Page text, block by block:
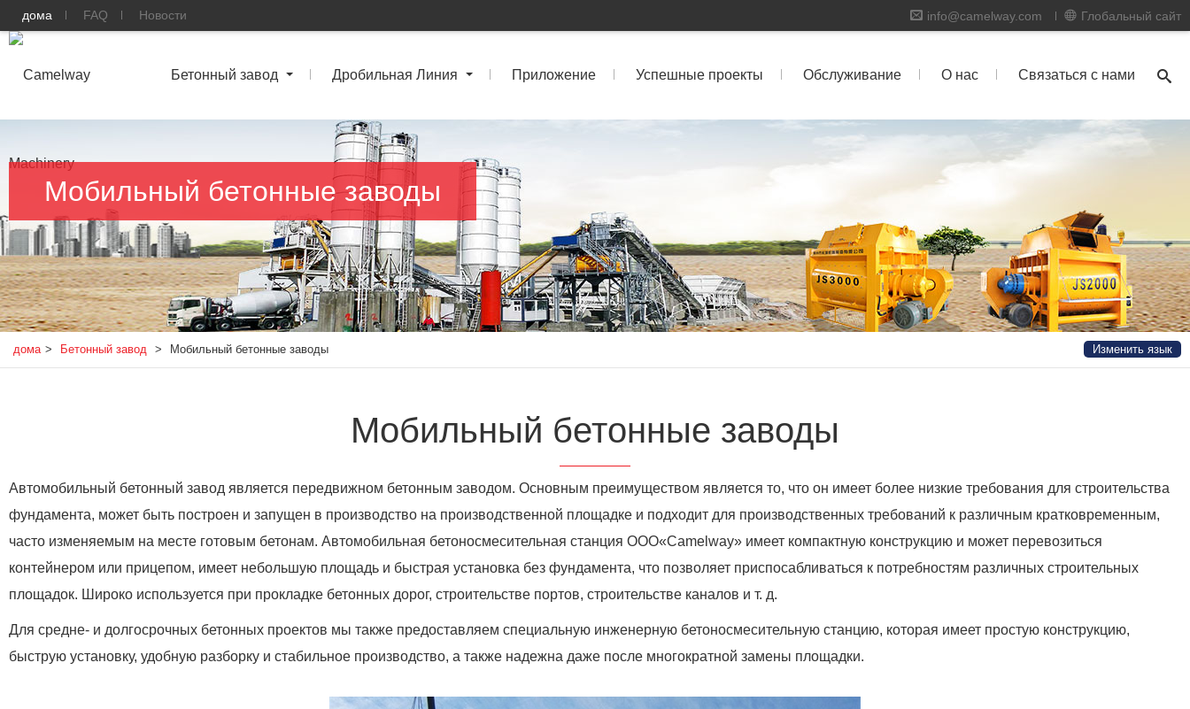
дома FAQ Новости info@camelway.com Глобальный сайт
Бетонный завод Дробильная Линия Приложение Успешные проекты Обслуживание О нас Связаться с нами
Мобильный бетонные заводы
дома > Бетонный завод > Мобильный бетонные заводы Изменить язык
Мобильный бетонные заводы
Автомобильный бетонный завод является передвижном бетонным заводом. Основным преимуществом является то, что он имеет более низкие требования для строительства
фундамента, может быть построен и запущен в производство на производственной площадке и подходит для производственных требований к различным кратковременным,
часто изменяемым на месте готовым бетонам. Автомобильная бетоносмесительная станция ООО«Camelway» имеет компактную конструкцию и может перевозиться
контейнером или прицепом, имеет небольшую площадь и быстрая установка без фундамента, что позволяет приспосабливаться к потребностям различных строительных
площадок. Широко используется при прокладке бетонных дорог, строительстве портов, строительстве каналов и т. д.
Для средне- и долгосрочных бетонных проектов мы также предоставляем специальную инженерную бетоносмесительную станцию, которая имеет простую конструкцию,
быструю установку, удобную разборку и стабильное производство, а также надежна даже после многократной замены площадки.